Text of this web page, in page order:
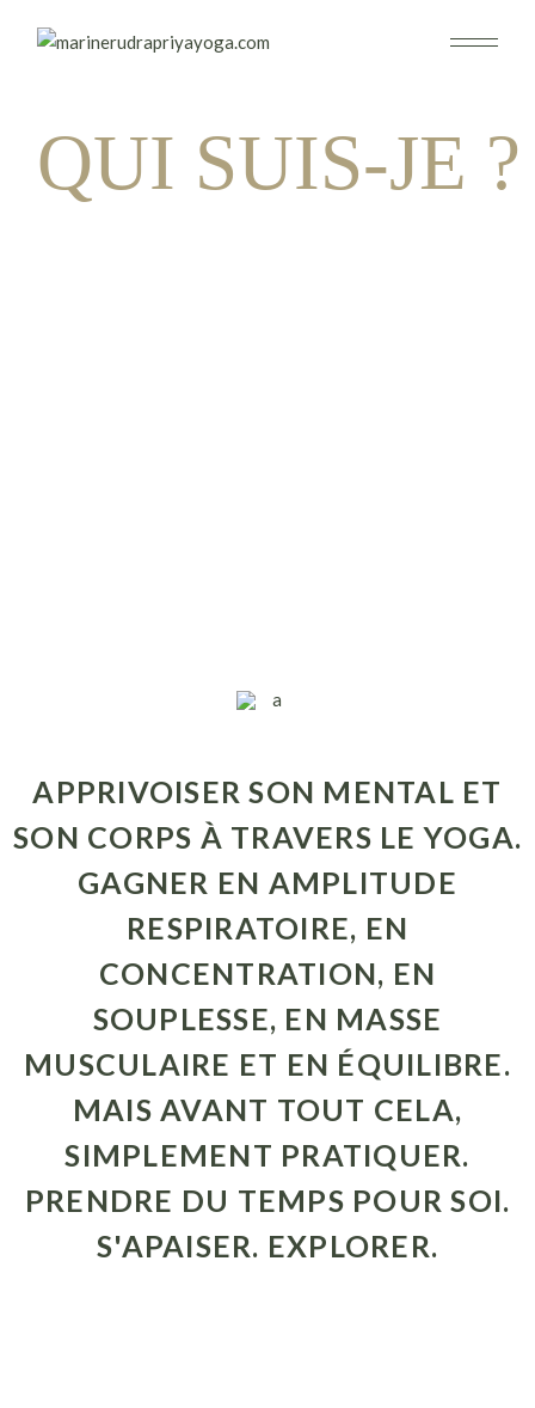
QUI SUIS-JE ?
APPRIVOISER SON MENTAL ET
SON CORPS À TRAVERS LE YOGA.
GAGNER EN AMPLITUDE
RESPIRATOIRE, EN
CONCENTRATION, EN
SOUPLESSE, EN MASSE
MUSCULAIRE ET EN ÉQUILIBRE.
MAIS AVANT TOUT CELA,
SIMPLEMENT PRATIQUER.
PRENDRE DU TEMPS POUR SOI.
S'APAISER. EXPLORER.